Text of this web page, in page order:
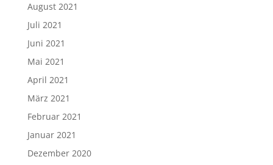
August 2021
Juli 2021
Juni 2021
Mai 2021
April 2021
März 2021
Februar 2021
Januar 2021
Dezember 2020